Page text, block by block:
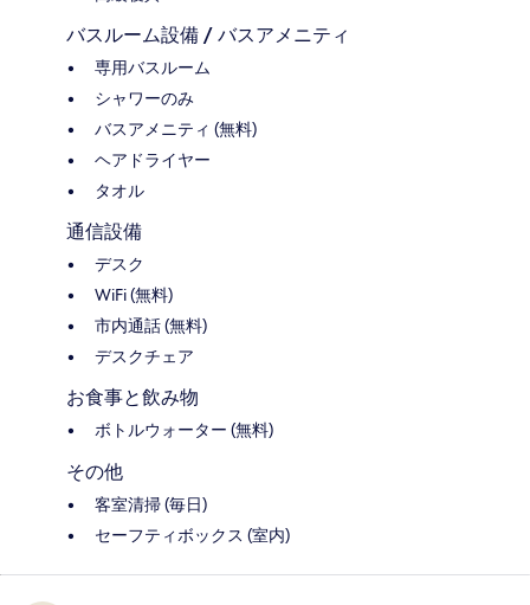
バスルーム設備 / バスアメニティ
専用バスルーム
シャワーのみ
バスアメニティ (無料)
ヘアドライヤー
タオル
通信設備
デスク
WiFi (無料)
市内通話 (無料)
デスクチェア
お食事と飲み物
ボトルウォーター (無料)
その他
客室清掃 (毎日)
セーフティボックス (室内)